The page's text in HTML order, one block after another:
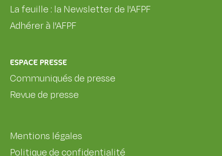
La feuille : la Newsletter de l'AFPF
Adhérer à l'AFPF
ESPACE PRESSE
Communiqués de presse
Revue de presse
Mentions légales
Politique de confidentialité